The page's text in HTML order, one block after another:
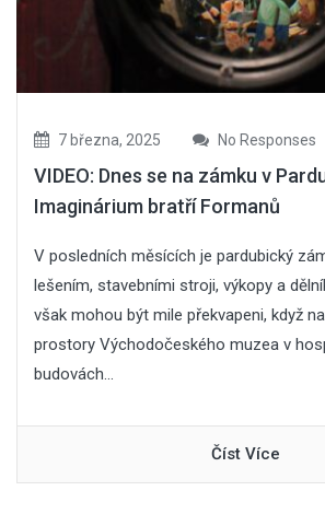
7 března, 2025 No Responses
VIDEO: Dnes se na zámku v
Imaginárium bratří Formanů
V posledních měsících je pardubický
lešením, stavebními stroji, výkopy a
však mohou být mile překvapeni, když
prostory Východočeského muzea v
budovách...
Číst Více